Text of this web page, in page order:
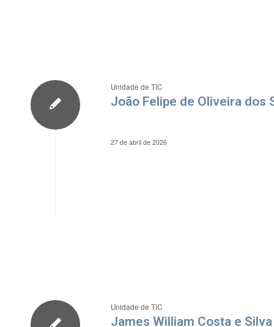
Unidade de TIC
João Felipe de Oliveira dos
27 de abril de 2026
Unidade de TIC
James William Costa e Silva